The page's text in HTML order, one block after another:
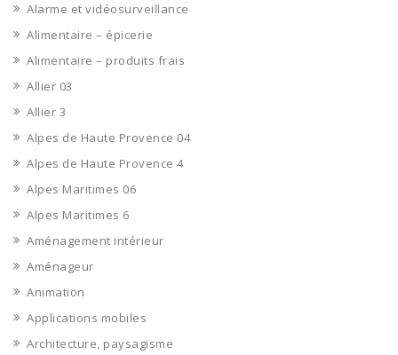
Alarme et vidéosurveillance
Alimentaire – épicerie
Alimentaire – produits frais
Allier 03
Allier 3
Alpes de Haute Provence 04
Alpes de Haute Provence 4
Alpes Maritimes 06
Alpes Maritimes 6
Aménagement intérieur
Aménageur
Animation
Applications mobiles
Architecture, paysagisme